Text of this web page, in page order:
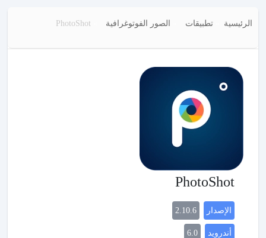
الرئيسية تطبيقات الصور الفوتوغرافية PhotoShot
PhotoShot
الإصدار 2.10.6
أندرويد 6.0